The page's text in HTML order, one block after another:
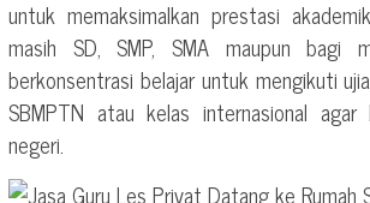
untuk memaksimalkan prestasi
masih SD, SMP, SMA maupun bagi
berkonsentrasi belajar untuk mengikuti
SBMPTN atau kelas internasional
negeri.